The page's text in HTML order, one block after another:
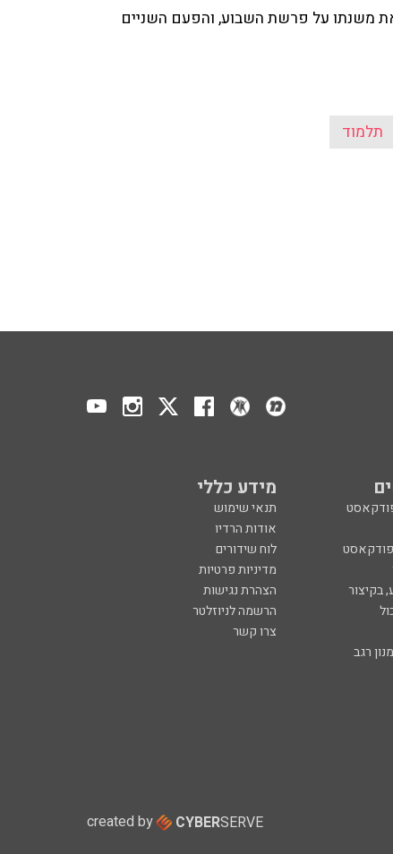
משנתו על פרשת השבוע, והפעם השניים
תלמוד
מידע כללי
תנאי שימוש
אודות הרדיו
לוח שידורים
מדיניות פרטיות
בקיצור
הצהרת נגישות
הרשמה לניוזלטר
צרו קשר
רגב
created by CYBERSERVE